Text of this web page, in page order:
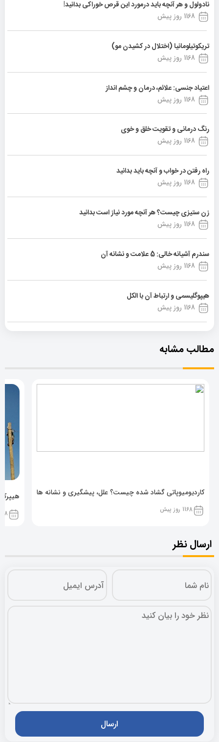
نادولول و هر آنچه باید درمورد این قرص خوراکی بدانید!
1168 روز پیش
تریکوتیلومانیا (اختلال در کشیدن مو)
1168 روز پیش
اعتیاد جنسی: علائم، درمان و چشم انداز
1168 روز پیش
رنگ درمانی و تقویت خلق و خوی
1168 روز پیش
راه رفتن در خواب و آنچه باید بدانید
1168 روز پیش
زن ستیزی چیست؟ هر آنچه مورد نیاز است بدانید
1168 روز پیش
سندرم آشیانه خالی: 5 علامت و نشانه آن
1168 روز پیش
هیپوگلیسمی و ارتباط آن با الکل
1168 روز پیش
مطالب مشابه
کاردیومیوپاتی گشاد شده چیست؟ علل، پیشگیری و نشانه ها
1168 روز پیش 1168
ارسال نظر